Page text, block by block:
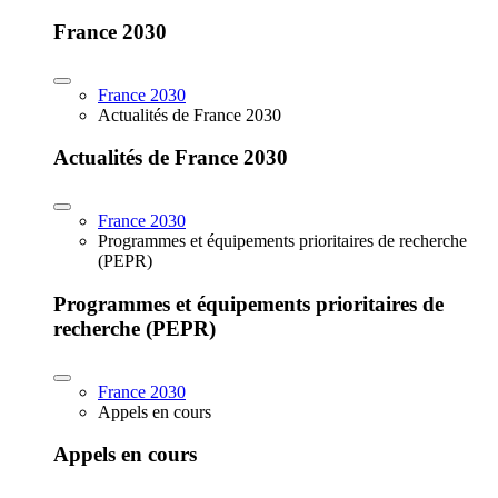
France 2030
France 2030
Actualités de France 2030
Actualités de France 2030
France 2030
Programmes et équipements prioritaires de recherche
(PEPR)
Programmes et équipements prioritaires de
recherche (PEPR)
France 2030
Appels en cours
Appels en cours